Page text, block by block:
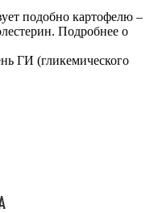
подобно картофелю –
Подробнее о
ГИ (гликемического